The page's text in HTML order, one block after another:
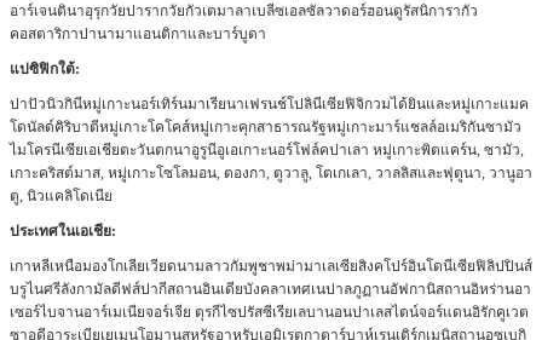
อาร์เจนตินาอุรุกวัยปารากวัยกัวเตมาลาเบลีซเอลซัลวาดอร์ฮอนดูรัสนิการากัว
คอสตาริกาปานามาแอนติกาและบาร์บูดา
แปซิฟิกใต้:
ปาปัวนิวกินีหมู่เกาะนอร์เทิร์นมาเรียนาเฟรนช์โปลินีเซียฟิจิกวมได้ยินและหมู่เกาะแมค
โดนัลด์คิริบาตีหมู่เกาะโคโคส์หมู่เกาะคุกสาธารณรัฐหมู่เกาะมาร์แชลล์อเมริกันซามัว
ไมโครนีเซียเอเชียตะวันตกนาอูรูนีอูเอเกาะนอร์โฟล์คปาเลา หมู่เกาะพิตแคร์น, ซามัว,
เกาะคริสต์มาส, หมู่เกาะโซโลมอน, ตองกา, ตูวาลู, โตเกเลา, วาลลิสและฟุตูนา, วานูอา
ตู, นิวแคลิโดเนีย
ประเทศในเอเชีย:
เกาหลีเหนือมองโกเลียเวียดนามลาวกัมพูชาพม่ามาเลเซียสิงคโปร์อินโดนีเซียฟิลิปปินส์
บรูไนศรีลังกามัลดีฟส์ปากีสถานอินเดียบังคลาเทศเนปาลภูฏานอัฟกานิสถานอิหร่านอา
เซอร์ไบจานอาร์เมเนียจอร์เจีย ตุรกีไซปรัสซีเรียเลบานอนปาเลสไตน์จอร์แดนอิรักคูเวต
ซาอุดีอาระเบียเยเมนโอมานสหรัฐอาหรับเอมิเรตกาตาร์บาห์เรนเติร์กเมนิสถานอุซเบกิ